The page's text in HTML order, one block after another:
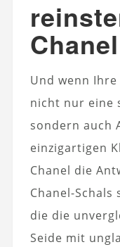
Chanel
Und wenn
nicht nur eine
sondern auch
einzigartigen
Chanel die
Chanel-Schals
die die
Seide mit